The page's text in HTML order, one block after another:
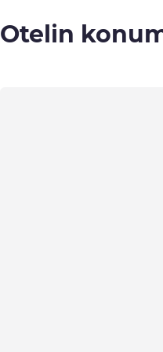
Otelin